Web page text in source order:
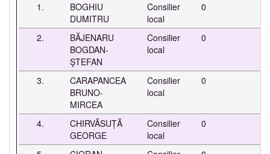
1.
BOGHIU
DUMITRU
Consilier
local
0
2.
BĂJENARU
BOGDAN-
ŞTEFAN
Consilier
local
0
3.
CARAPANCEA
BRUNO-
MIRCEA
Consilier
local
0
4.
CHIRVĂSUȚĂ
GEORGE
Consilier
local
0